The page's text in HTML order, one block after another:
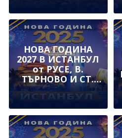
НОВА ГОДИНА
2027 В ИСТАНБУЛ
от РУСЕ, В.
ТЪРНОВО И СТ.
ЗАГОРАв хотел
CROWNE PLAZA
MARINA TUZLA 5*